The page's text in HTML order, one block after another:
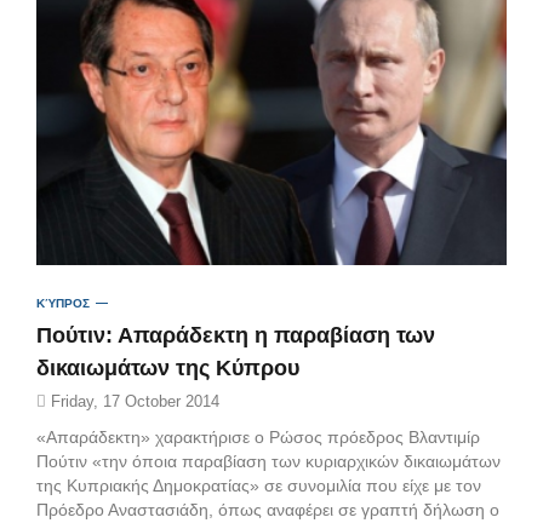
ΚΎΠΡΟΣ
Πούτιν: Απαράδεκτη η παραβίαση των
δικαιωμάτων της Κύπρου
Friday, 17 October 2014
«Απαράδεκτη» χαρακτήρισε ο Ρώσος πρόεδρος Βλαντιμίρ
Πούτιν «την όποια παραβίαση των κυριαρχικών δικαιωμάτων
της Κυπριακής Δημοκρατίας» σε συνομιλία που είχε με τον
Πρόεδρο Αναστασιάδη, όπως αναφέρει σε γραπτή δήλωση ο